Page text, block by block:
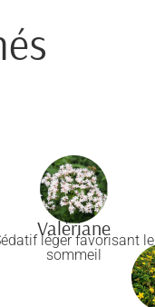
Valériane
léger favorisant le
sommeil